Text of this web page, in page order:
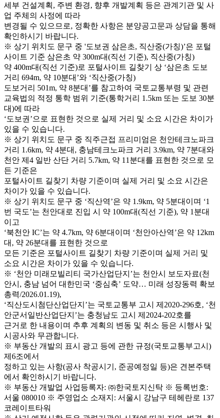
세부 건설계획, 주변 환경, 향후 개발계획 등은 관계기관 및 사
업 주체의 사정에 따라
변경될 수 있으므로, 정확한 사항은 분양공고문과 상담을 통해
확인하시기 바랍니다.
※ 상기 위치도 문구 중 '도보권 삼은초, 직산중(가칭)’은 포털
사이트 기준 삼은초 약 300m대(직선 기준), 직산중(가칭)
약 400m대(직선 기준)로 포털사이트 길찾기 상 ‘삼은초 도보
거리 694m, 약 10분대’와 ‘직산중(가칭)
도보거리 501m, 약 8분대’를 참고하여 국토교통부령 및 관련
교육법의 적정 통학 범위 기준(통학거리 1.5km 또는 도보 30분
대)에 따라
‘도보권’으로 표현한 것으로 실제 거리 및 소요 시간은 차이가
있을 수 있습니다.
※ 상기 위치도 문구 중 직주근접 프리미엄은 천안테크노파크
거리 1.6km, 약 4분대, 충남테크노파크 거리 3.9km, 약 7분대와
천안 제4 일반 산단 거리 5.7km, 약 11분대를 표현한 것으로 모
든 기준은
포털사이트 길찾기 차량 기준이며 실제 거리 및 소요 시간은
차이가 있을 수 있습니다.
※ 상기 위치도 문구 중 ‘직산역’은 약 1.9km, 약 5분대이며 ‘1
번 국도’는 천안대로 진입 시 약 100m대(직선 기준), 약 1분대
이고
‘북천안 IC’는 약 4.7km, 약 6분대이며 ‘천안아산역’은 약 12km
대, 약 26분대를 표현한 것으로
모든 기준은 포털사이트 길찾기 차량 기준이며 실제 거리 및
소요 시간은 차이가 있을 수 있습니다.
※ ‘천안 미래모빌리티 국가산업단지’는 천안시 보도자료(천
안시, 충남 넘어 대한민국 ‘중심축’ 도약… 미래 성장동력 확보
총력/2026.01.19),
‘직산도시첨단산업단지’는 국토교통부 고시 제2020-296호, ‘천
안군서일반산업단지’는 충청남도 고시 제2024-202호를
근거로 한 내용이며 추후 계획의 변동 및 취소 등은 시행사 및
시공사와 무관합니다.
※ 부동산 개발의 표시 광고 등에 관한 규정(국토교통부고시)
제6조에서
정하고 있는 사항(공사 착공시기, 준공예정일 등)은 견본주택
에서 확인하시기 바랍니다.
※ 부동산 개발업 사업등록자: ㈜한국토지신탁 ※ 등록번호:
서울 080010 ※ 주영업소 소재지: 서울시 강남구 테헤란로 137
코레이트타워